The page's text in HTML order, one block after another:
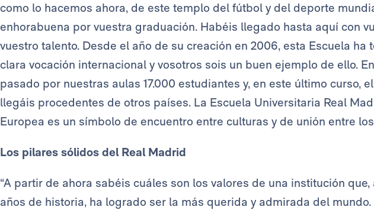
como lo hacemos ahora, de este templo del fútbol y del deporte
enhorabuena por vuestra graduación. Habéis llegado hasta aquí con
vuestro talento. Desde el año de su creación en 2006, esta Escuela ha
clara vocación internacional y vosotros sois un buen ejemplo de ello.
pasado por nuestras aulas 17.000 estudiantes y, en este último curso,
llegáis procedentes de otros países. La Escuela Universitaria Real
Europea es un símbolo de encuentro entre culturas y de unión entre
Los pilares sólidos del Real Madrid
“A partir de ahora sabéis cuáles son los valores de una institución que,
años de historia, ha logrado ser la más querida y admirada del